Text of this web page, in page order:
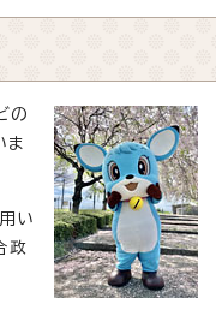
の
ま
い
政